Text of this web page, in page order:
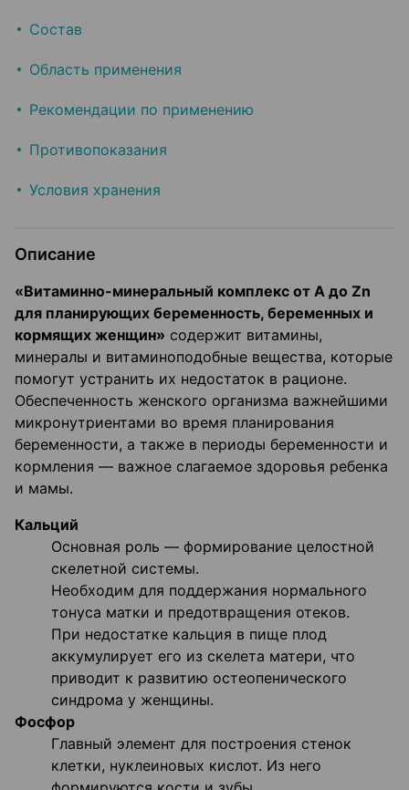
Cостав
Область применения
Рекомендации по применению
Противопоказания
Условия хранения
Описание
«Витаминно-минеральный комплекс от A до Zn
для планирующих беременность, беременных и
кормящих женщин» содержит витамины,
минералы и витаминоподобные вещества, которые
помогут устранить их недостаток в рационе.
Обеспеченность женского организма важнейшими
микронутриентами во время планирования
беременности, а также в периоды беременности и
кормления — важное слагаемое здоровья ребенка
и мамы.
Кальций
Основная роль — формирование целостной
скелетной системы.
Необходим для поддержания нормального
тонуса матки и предотвращения отеков.
При недостатке кальция в пище плод
аккумулирует его из скелета матери, что
приводит к развитию остеопенического
синдрома у женщины.
Фосфор
Главный элемент для построения стенок
клетки, нуклеиновых кислот. Из него